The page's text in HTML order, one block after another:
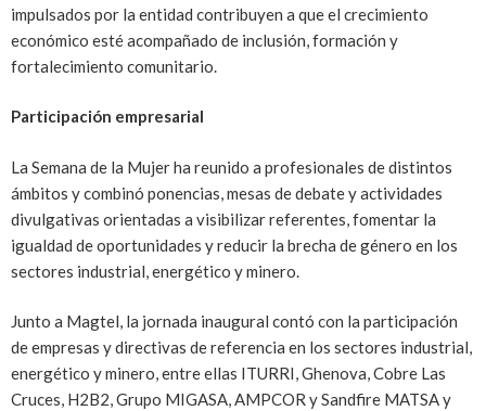
impulsados por la entidad contribuyen a que el crecimiento
económico esté acompañado de inclusión, formación y
fortalecimiento comunitario.
Participación empresarial
La Semana de la Mujer ha reunido a profesionales de distintos
ámbitos y combinó ponencias, mesas de debate y actividades
divulgativas orientadas a visibilizar referentes, fomentar la
igualdad de oportunidades y reducir la brecha de género en los
sectores industrial, energético y minero.
Junto a Magtel, la jornada inaugural contó con la participación
de empresas y directivas de referencia en los sectores industrial,
energético y minero, entre ellas ITURRI, Ghenova, Cobre Las
Cruces, H2B2, Grupo MIGASA, AMPCOR y Sandfire MATSA y